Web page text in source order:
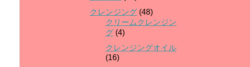
クレンジング (48)
クリームクレンジン
グ (4)
クレンジングオイル
(16)